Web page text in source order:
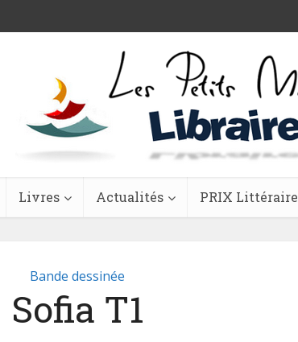
Livres Actualités PRIX Littéraire
Bande dessinée
Sofia T1